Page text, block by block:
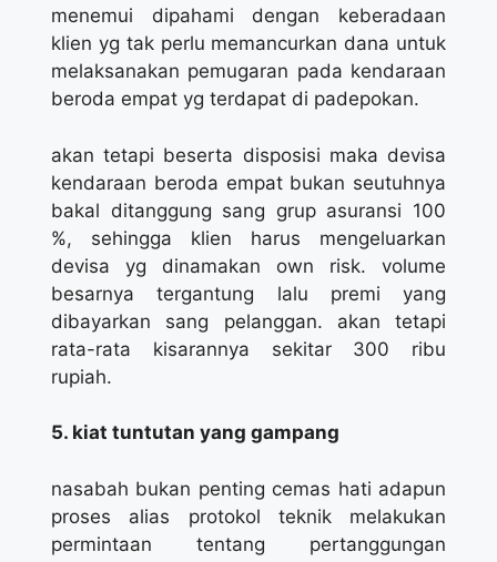
menemui dipahami dengan keberadaan
klien yg tak perlu memancurkan dana untuk
melaksanakan pemugaran pada kendaraan
beroda empat yg terdapat di padepokan.
akan tetapi beserta disposisi maka devisa
kendaraan beroda empat bukan seutuhnya
bakal ditanggung sang grup asuransi 100
%, sehingga klien harus mengeluarkan
devisa yg dinamakan own risk. volume
besarnya tergantung lalu premi yang
dibayarkan sang pelanggan. akan tetapi
rata-rata kisarannya sekitar 300 ribu
rupiah.
5. kiat tuntutan yang gampang
nasabah bukan penting cemas hati adapun
proses alias protokol teknik melakukan
permintaan tentang pertanggungan